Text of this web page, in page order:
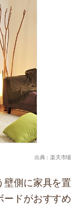
出典：楽天市場
壁側に家具を置
ードがおすすめ